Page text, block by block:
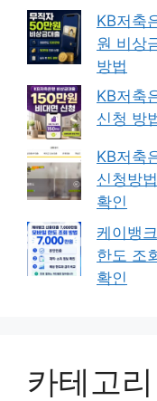
KB저축
원 비상
방법
KB저축
신청 방
KB저축
신청방
확인
케이뱅
한도 조
확인
카테고리